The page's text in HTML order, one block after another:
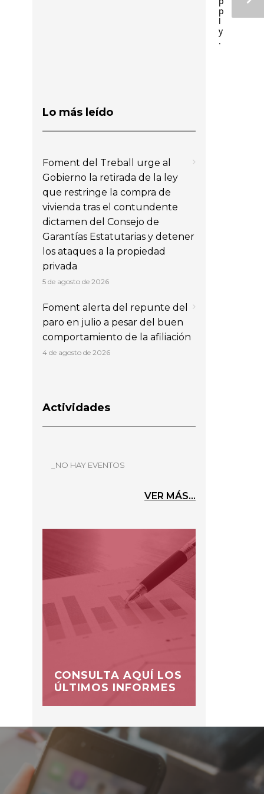
p
l
y
.
Lo más leído
Foment del Treball urge al
Gobierno la retirada de la ley
que restringe la compra de
vivienda tras el contundente
dictamen del Consejo de
Garantías Estatutarias y detener
los ataques a la propiedad
privada
5 de agosto de 2026
Foment alerta del repunte del
paro en julio a pesar del buen
comportamiento de la afiliación
4 de agosto de 2026
Actividades
_NO HAY EVENTOS
VER MÁS...
CONSULTA AQUÍ LOS
ÚLTIMOS INFORMES